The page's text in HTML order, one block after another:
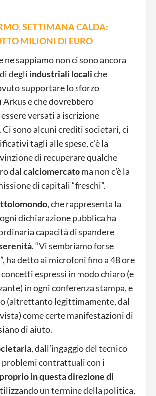
SETTIMANA CALDA:
MILIONI DI EURO
ne sappiamo non ci sono ancora
degli industriali localiche
supportare lo sforzo
Arkus e che dovrebbero
versati a iscrizione
sono alcuni crediti societari, ci
tagli alle spese, c’è la
di recuperare qualche
dal calciomercatoma non c’è la
di capitali “freschi”.
, che rappresenta la
dichiarazione pubblica ha
capacità di spandere
. “Vi sembriamo forse
ha detto ai microfoni fino a 48 ore
espressi in modo chiaro (e
in ogni conferenza stampa, e
(altrettanto legittimamente, dal
come certe manifestazioni di
di aiuto.
, dall’ingaggio del tecnico
problemi contrattuali con i
in questa direzione di
un termine della politica,